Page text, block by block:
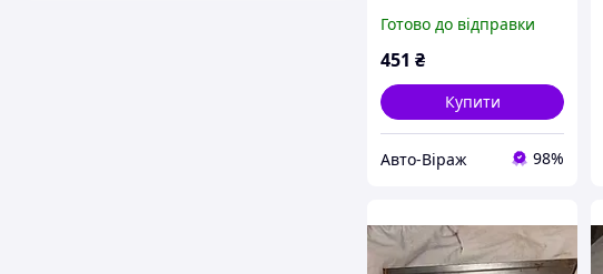
права
Готово до відправки
451 ₴
Купити
Авто-Віраж 98%